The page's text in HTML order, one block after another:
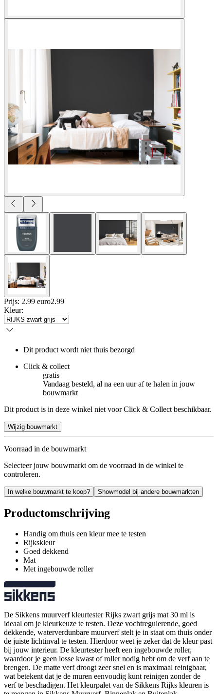
Prijs: 2.99 euro2.99
Kleur:
Dit product wordt niet thuis bezorgd
Click & collect
gratis
Vandaag besteld, al na een uur af te halen in jouw
bouwmarkt
Dit product is in deze winkel niet voor Click & Collect beschikbaar.
Wijzig bouwmarkt
Voorraad in de bouwmarkt
Selecteer jouw bouwmarkt om de voorraad in de winkel te
controleren.
In welke bouwmarkt te koop? Showmodel bij andere bouwmarkten
Productomschrijving
Handig om thuis een kleur mee te testen
Rijkskleur
Goed dekkend
Mat
Met ingebouwde roller
De Sikkens muurverf kleurtester Rijks zwart grijs mat 30 ml is
ideaal om je kleurkeuze te testen. Deze vochtregulerende, goed
dekkende, waterverdunbare muurverf stelt je in staat om thuis onder
de juiste lichtinval te testen. Hierdoor weet je zeker dat de kleur past
bij jouw interieur. De kleurtester heeft een ingebouwde roller,
waardoor je geen losse kwast of roller nodig hebt om de verf aan te
brengen. De matte verf droogt zeer snel en is maximaal reinigbaar,
wat betekent dat je de muren eenvoudig kunt reinigen zonder de
verf te beschadigen. Het kleurpalet van de Sikkens Rijks kleuren is